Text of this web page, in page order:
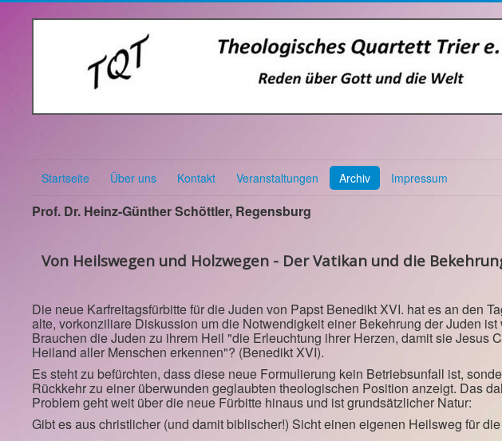
Startseite Über uns Kontakt Veranstaltungen Archiv Impressum
Prof. Dr. Heinz-Günther Schöttler, Regensburg
Von Heilswegen und Holzwegen - Der Vatikan und die
Die neue Karfreitagsfürbitte für die Juden von Papst Benedikt XVI. hat es an den
alte, vorkonziliare Diskussion um die Notwendigkeit einer Bekehrung der Juden ist
Brauchen die Juden zu ihrem Heil "die Erleuchtung ihrer Herzen, damit sie Jesus
Heiland aller Menschen erkennen"? (Benedikt XVI).
Es steht zu befürchten, dass diese neue Formulierung kein Betriebsunfall ist,
Rückkehr zu einer überwunden geglaubten theologischen Position anzeigt. Das
Problem geht weit über die neue Fürbitte hinaus und ist grundsätzlicher Natur:
Gibt es aus christlicher (und damit biblischer!) Sicht einen eigenen Heilsweg für